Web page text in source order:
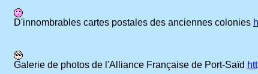
D'innombrables cartes postales des anciennes colonies
Galerie de photos de l'Alliance Française de Port-Saïd